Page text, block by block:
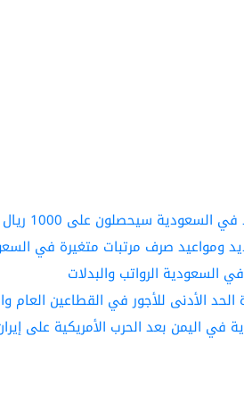
سيحصلون على 1000 ريال في رمضان
ومواعيد صرف مرتبات متغيرة في
السعودية الرواتب والبدلات
الأدنى للأجور في القطاعين
اليمن بعد الحرب الأمريكية على